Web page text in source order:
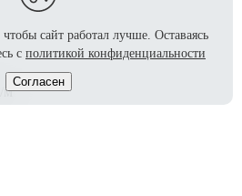
м2
сайт работал лучше. Оставаясь
с политикой конфиденциальности
Согласен